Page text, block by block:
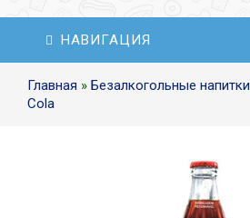
НАВИГАЦИЯ
Главная » Безалкогольные напитки
Сola